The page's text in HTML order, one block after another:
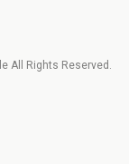
All Rights Reserved.